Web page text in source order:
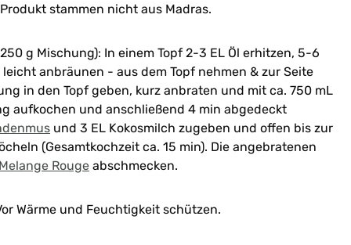
stammen nicht aus Madras.
g Mischung): In einem Topf 2-3 EL Öl erhitzen, 5-6
anbräunen - aus dem Topf nehmen & zur Seite
in den Topf geben, kurz anbraten und mit ca. 750 mL
aufkochen und anschließend 4 min abgedeckt
und 3 EL Kokosmilch zugeben und offen bis zur
(Gesamtkochzeit ca. 15 min). Die angebratenen
Melange Rouge abschmecken.
Wärme und Feuchtigkeit schützen.